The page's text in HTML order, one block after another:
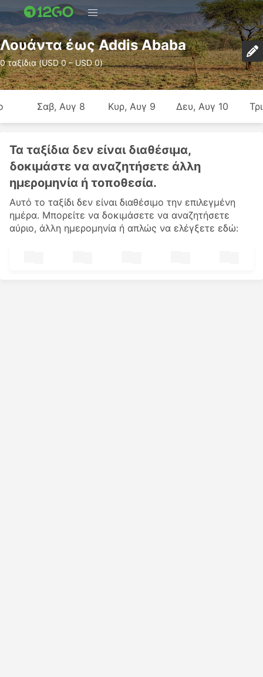
Λουάντα έως Addis Ababa
0 ταξίδια (USD 0 – USD 0)
Σαβ, Αυγ 8 Κυρ, Αυγ 9 Δευ, Αυγ 10
Τα ταξίδια δεν είναι διαθέσιμα,
δοκιμάστε να αναζητήσετε άλλη
ημερομηνία ή τοποθεσία.
Αυτό το ταξίδι δεν είναι διαθέσιμο την επιλεγμένη
ημέρα. Μπορείτε να δοκιμάσετε να αναζητήσετε
αύριο, άλλη ημερομηνία ή απλώς να ελέγξετε εδώ: